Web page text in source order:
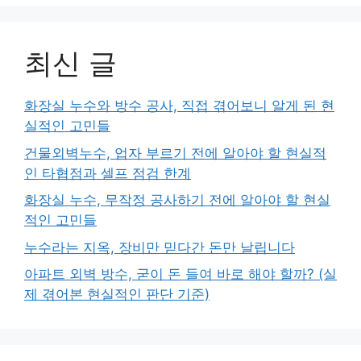
최신 글
화장실 누수와 방수 공사, 직접 겪어보니 알게 된 현
실적인 고민들
건물외벽누수, 업자 부르기 전에 알아야 할 현실적
인 타협점과 셀프 점검 한계
화장실 누수, 무작정 공사하기 전에 알아야 할 현실
적인 고민들
누수라는 지옥, 장비만 믿다간 돈만 날립니다
아파트 외벽 방수, 굳이 돈 들여 바로 해야 할까? (실
제 겪어본 현실적인 판단 기준)